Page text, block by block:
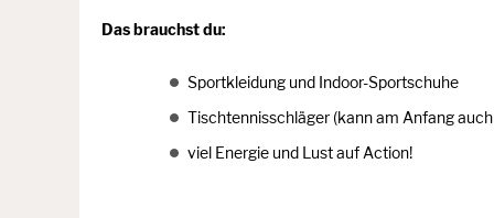
Das brauchst du:
Sportkleidung und Indoor-Sportschuhe
Tischtennisschläger (kann am Anfang
viel Energie und Lust auf Action!